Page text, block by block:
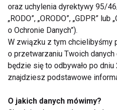
Klinika
oraz uchylenia dyrektywy 95/
„RODO”, „ORODO”, „GDPR”
o Ochronie Danych”).
W związku z tym chcielibyśmy
o przetwarzaniu Twoich danych
będzie się to odbywało po
znajdziesz podstawowe
O jakich danych mówimy?